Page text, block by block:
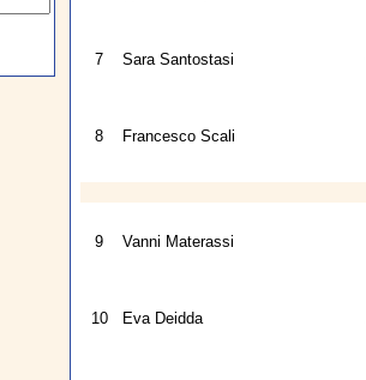
7 Sara Santostasi
8 Francesco Scali
9 Vanni Materassi
10 Eva Deidda